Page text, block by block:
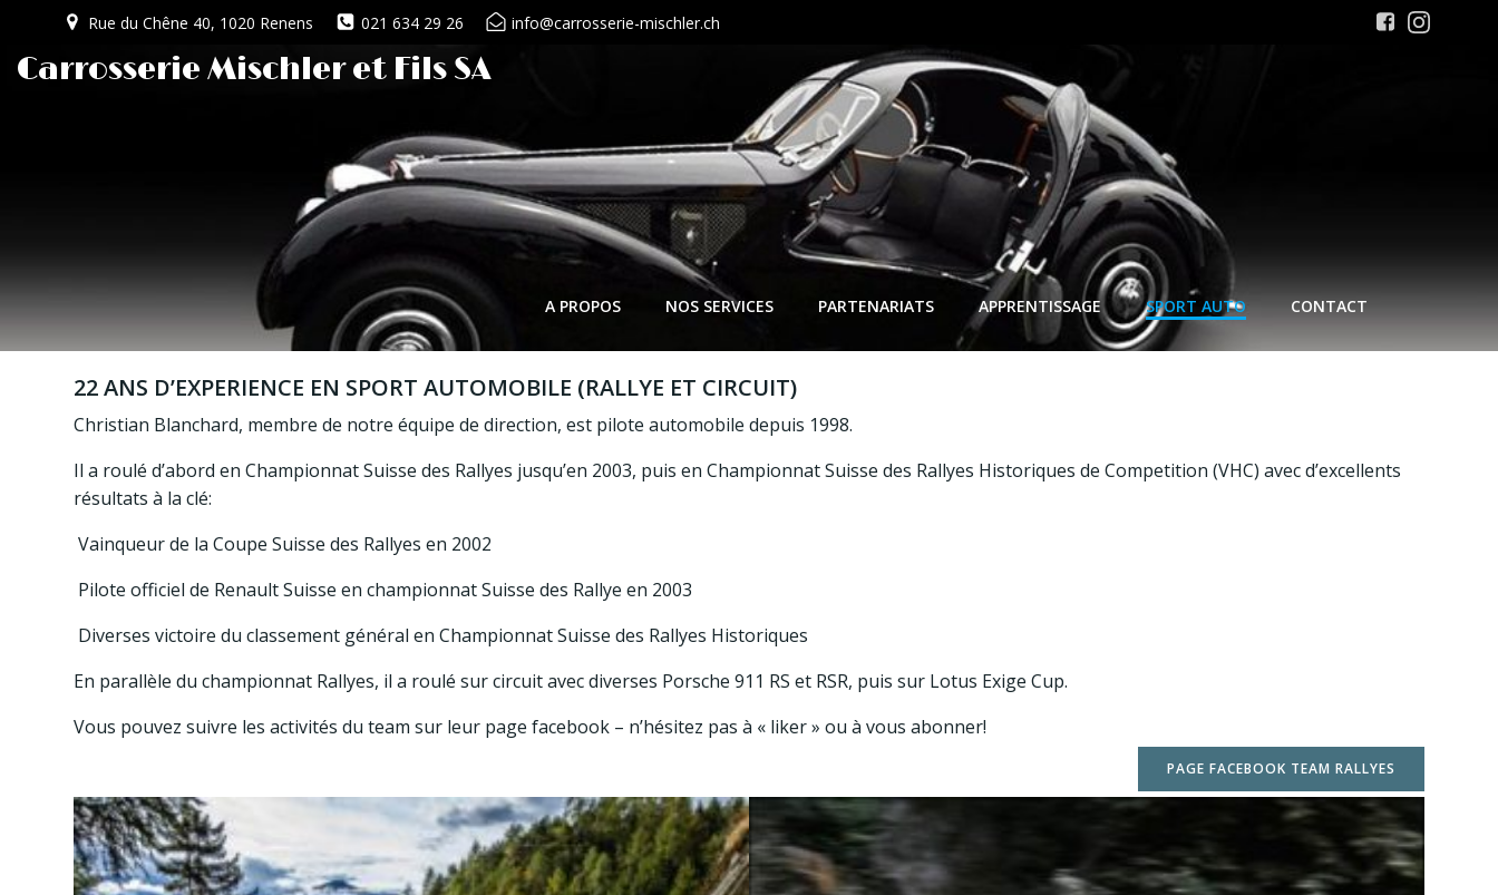
contenu
Rue du Chêne 40, 1020 Renens 021 634 29 26 info@carrosserie-mischler.ch
Carrosserie Mischler et Fils SA
A PROPOS NOS SERVICES PARTENARIATS APPRENTISSAGE SPORT AUTO CONTACT
22 ANS D’EXPERIENCE EN SPORT AUTOMOBILE (RALLYE ET CIRCUIT)
Christian Blanchard, membre de notre équipe de direction, est pilote automobile depuis 1998.
Il a roulé d’abord en Championnat Suisse des Rallyes jusqu’en 2003, puis en Championnat Suisse des Rallyes Historiques de Competition (VHC) avec d’excellents
résultats à la clé:
Vainqueur de la Coupe Suisse des Rallyes en 2002
Pilote officiel de Renault Suisse en championnat Suisse des Rallye en 2003
Diverses victoire du classement général en Championnat Suisse des Rallyes Historiques
En parallèle du championnat Rallyes, il a roulé sur circuit avec diverses Porsche 911 RS et RSR, puis sur Lotus Exige Cup.
Vous pouvez suivre les activités du team sur leur page facebook – n’hésitez pas à « liker » ou à vous abonner!
PAGE FACEBOOK TEAM RALLYES